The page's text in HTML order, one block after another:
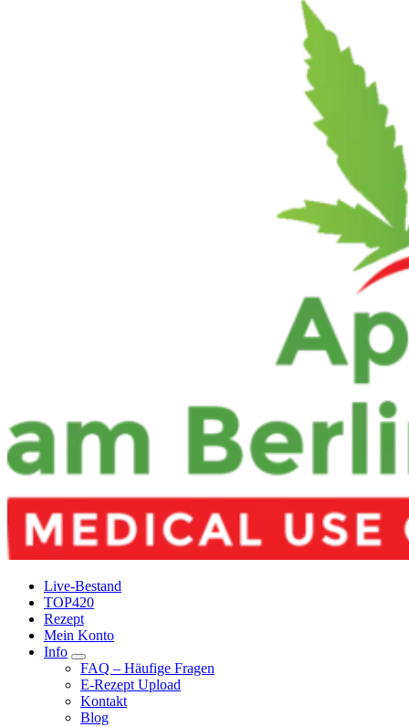
Live-Bestand
TOP420
Rezept
Mein Konto
Info
FAQ – Häufige Fragen
E-Rezept Upload
Kontakt
Blog